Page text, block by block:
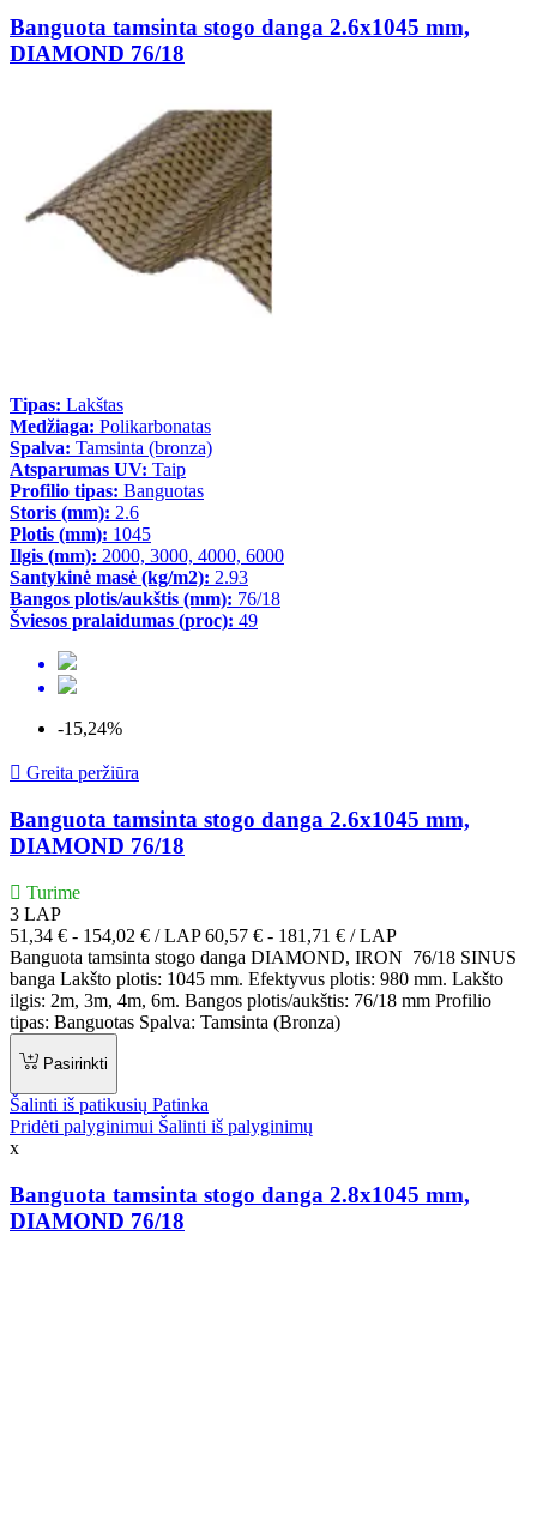
Banguota tamsinta stogo danga 2.6x1045 mm,
DIAMOND 76/18
Tipas: Lakštas
Medžiaga: Polikarbonatas
Spalva: Tamsinta (bronza)
Atsparumas UV: Taip
Profilio tipas: Banguotas
Storis (mm): 2.6
Plotis (mm): 1045
Ilgis (mm): 2000, 3000, 4000, 6000
Santykinė masė (kg/m2): 2.93
Bangos plotis/aukštis (mm): 76/18
Šviesos pralaidumas (proc): 49
-15,24%
 Greita peržiūra
Banguota tamsinta stogo danga 2.6x1045 mm,
DIAMOND 76/18
Turime
3 LAP
Kaina
51,34 € - 154,02 € / LAP60,57 € - 181,71 € / LAP
Banguota tamsinta stogo danga DIAMOND, IRON 76/18 SINUS
banga Lakšto plotis: 1045 mm. Efektyvus plotis: 980 mm. Lakšto
ilgis: 2m, 3m, 4m, 6m. Bangos plotis/aukštis: 76/18 mm Profilio
tipas: Banguotas Spalva: Tamsinta (Bronza)
Pasirinkti
Šalinti iš patikusių Patinka
Pridėti palyginimui Šalinti iš palyginimų
x
Banguota tamsinta stogo danga 2.8x1045 mm,
DIAMOND 76/18